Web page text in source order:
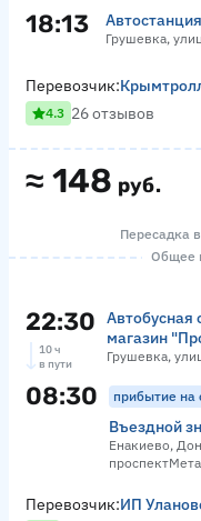
18:13 Автостанция
Грушевка,
≈ 148 руб.
Перевозчик:
4.3 26 отзывов
Пересадка
Общее
22:30
Автобусная
магазин
Грушевка,
10 ч
в пути
08:30 прибытие на
Въездной
Енакиево,
Перевозчик:ИП